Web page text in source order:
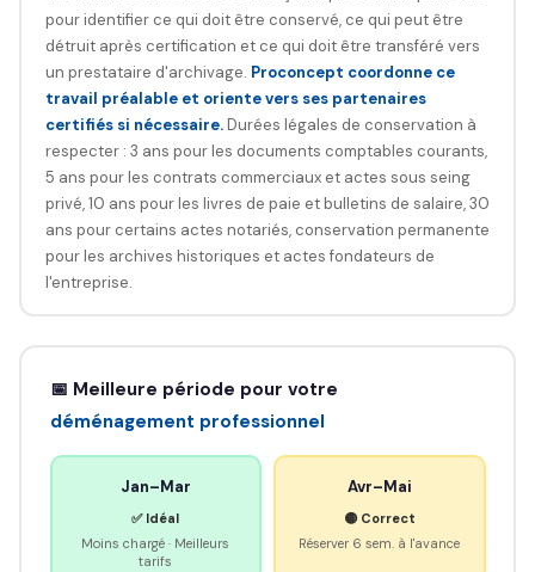
pour identifier ce qui doit être conservé, ce qui peut être
détruit après certification et ce qui doit être transféré vers
un prestataire d'archivage. Proconcept coordonne ce
travail préalable et oriente vers ses partenaires
certifiés si nécessaire.Durées légales de conservation à
respecter : 3 ans pour les documents comptables courants,
5 ans pour les contrats commerciaux et actes sous seing
privé, 10 ans pour les livres de paie et bulletins de salaire, 30
ans pour certains actes notariés, conservation permanente
pour les archives historiques et actes fondateurs de
l'entreprise.
📅 Meilleure période pour votre
déménagement professionnel
Jan–Mar
✅ Idéal
Moins chargé · Meilleurs
tarifs
Avr–Mai
🟡 Correct
Réserver 6 sem. à l'avance